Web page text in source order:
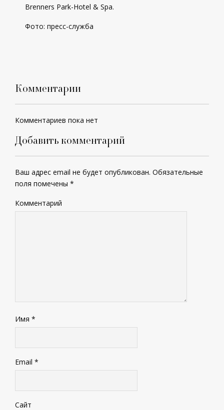
Brenners Park-Hotel & Spa.
Фото: пресс-служба
Комментарии
Комментариев пока нет
Добавить комментарий
Ваш адрес email не будет опубликован. Обязательные
поля помечены *
Комментарий
Имя *
Email *
Сайт